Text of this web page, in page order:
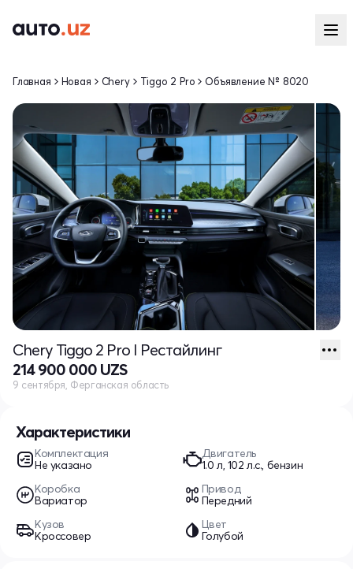
Характеристики
Комплектация
Не указано
Двигатель
1.0 л, 102 л.с., бензин
Коробка
Вариатор
Привод
Передний
Кузов
Кроссовер
Цвет
Голубой
Главная Новая Chery Tiggo 2 Pro Объявление № 8020
Chery Tiggo 2 Pro I Рестайлинг
214 900 000 UZS
9 сентября, Ферганская область